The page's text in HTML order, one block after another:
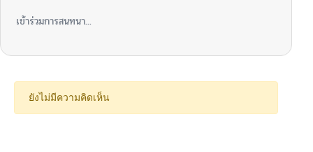
เข้าร่วมการสนทนา...
ยังไม่มีความคิดเห็น